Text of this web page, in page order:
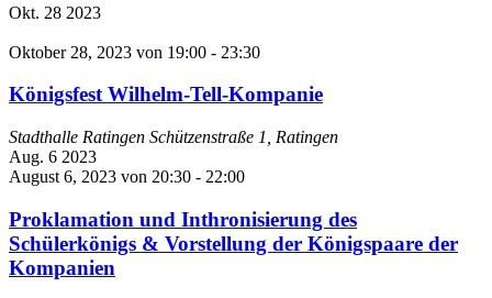
Okt. 28 2023
Oktober 28, 2023 von 19:00 - 23:30
Königsfest Wilhelm-Tell-Kompanie
Stadthalle Ratingen Schützenstraße 1, Ratingen
Aug. 6 2023
August 6, 2023 von 20:30 - 22:00
Proklamation und Inthronisierung des
Schülerkönigs & Vorstellung der Königspaare der
Kompanien